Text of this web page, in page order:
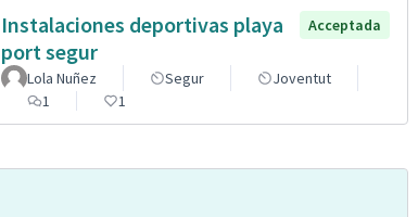
Instalaciones deportivas playa
port segur
Acceptada
Lola Nuñez Segur
Joventut
1
1